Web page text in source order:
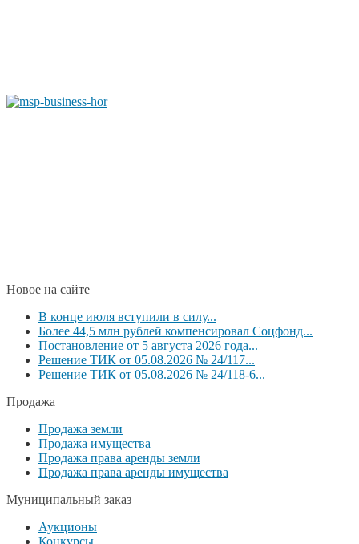
Новое на сайте
В конце июля вступили в силу...
Более 44,5 млн рублей компенсировал Соцфонд...
Постановление от 5 августа 2026 года...
Решение ТИК от 05.08.2026 № 24/117...
Решение ТИК от 05.08.2026 № 24/118-6...
Продажа
Продажа земли
Продажа имущества
Продажа права аренды земли
Продажа права аренды имущества
Муниципальный заказ
Аукционы
Конкурсы